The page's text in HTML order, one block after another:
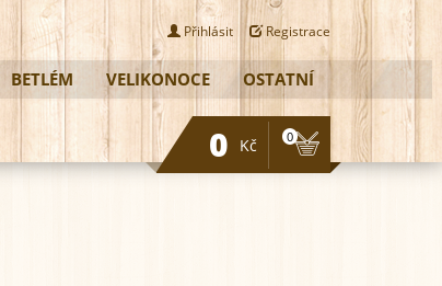
Přihlásit Registrace
BETLÉM VELIKONOCE OSTATNÍ
0 Kč 0